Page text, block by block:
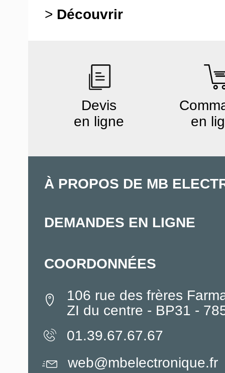
> Découvrir
Devis
en ligne
en
À PROPOS DE MB
DEMANDES EN LIGNE
COORDONNÉES
106 rue des frères
ZI du centre - BP31 -
01.39.67.67.67
web@mbelectronique.fr